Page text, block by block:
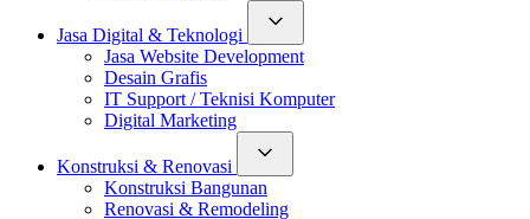
Jasa Digital & Teknologi
Jasa Website Development
Desain Grafis
IT Support / Teknisi Komputer
Digital Marketing
Konstruksi & Renovasi
Konstruksi Bangunan
Renovasi & Remodeling